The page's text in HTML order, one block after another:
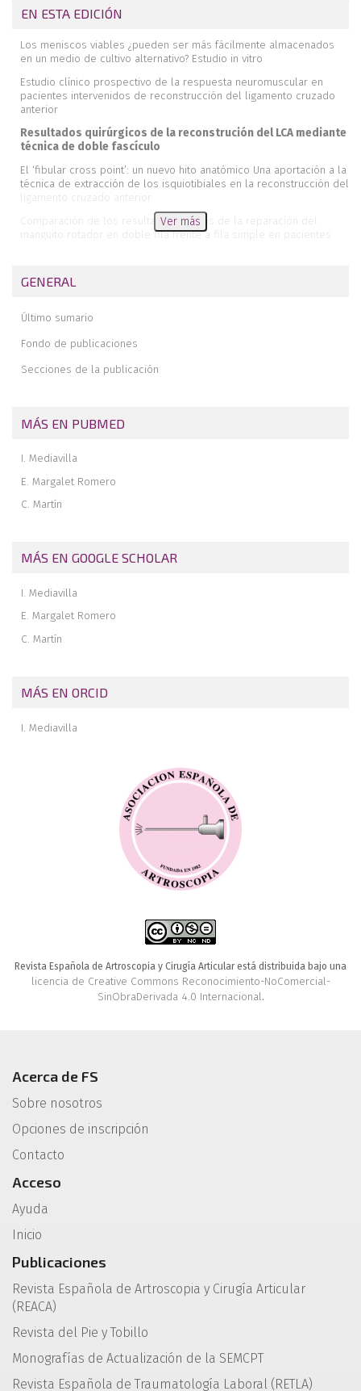
EN ESTA EDICIÓN
Los meniscos viables ¿pueden ser más fácilmente almacenados
en un medio de cultivo alternativo? Estudio in vitro
Estudio clínico prospectivo de la respuesta neuromuscular en
pacientes intervenidos de reconstrucción del ligamento cruzado
anterior
Resultados quirúrgicos de la reconstrución del LCA mediante
técnica de doble fascículo
El ‘fibular cross point’: un nuevo hito anatómico Una aportación a la
técnica de extracción de los isquiotibiales en la reconstrucción del
ligamento cruzado anterior
Comparación de los resultados clínicos de la reparación del
manguito rotador en doble fila frente a fila simple en pacientes
técnica quirúrgica
Editorial
Ver más
GENERAL
Último sumario
Fondo de publicaciones
Secciones de la publicación
MÁS EN PUBMED
I. Mediavilla
E. Margalet Romero
C. Martín
MÁS EN GOOGLE SCHOLAR
I. Mediavilla
E. Margalet Romero
C. Martín
MÁS EN ORCID
I. Mediavilla
Revista Española de Artroscopia y Cirugía Articular está distribuida bajo una
licencia de Creative Commons Reconocimiento-NoComercial-
SinObraDerivada 4.0 Internacional.
Acerca de FS
Sobre nosotros
Opciones de inscripción
Contacto
Acceso
Ayuda
Inicio
Publicaciones
Revista Española de Artroscopia y Cirugía Articular
(REACA)
Revista del Pie y Tobillo
Monografías de Actualización de la SEMCPT
Revista Española de Traumatología Laboral (RETLA)